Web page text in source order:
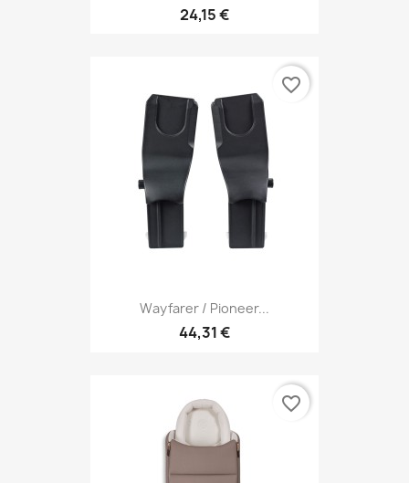
24,15 €
Wayfarer / Pioneer...
44,31 €
favorite_border
favorite_border